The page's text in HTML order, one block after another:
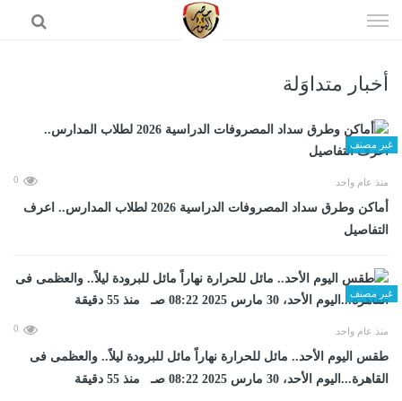
الى
أخبار متداوَلة
غير مصنف
منذ عام واحد 0
أماكن وطرق سداد المصروفات الدراسية 2026 لطلاب المدارس.. اعرف
التفاصيل
غير مصنف
منذ عام واحد 0
طقس اليوم الأحد.. مائل للحرارة نهاراً مائل للبرودة ليلاً.. والعظمى فى
القاهرة...اليوم الأحد، 30 مارس 2025 08:22 صـ منذ 55 دقيقة